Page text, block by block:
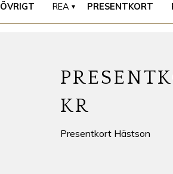
ÖVRIGT REA PRESENTKORT
KR
Presentkort Hästson